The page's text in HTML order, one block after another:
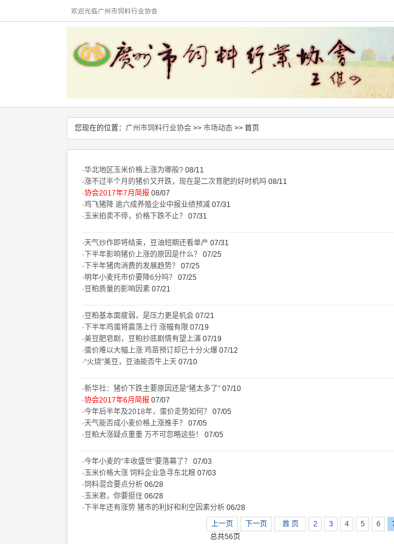
欢迎光临广州市饲料行业协会
您现在的位置： 广州市饲料行业协会 >> 市场动态 >> 首页
·华北地区玉米价格上涨为哪般? 08/11
·涨不过半个月的猪价又开跌，现在是二次育肥的好时机吗 08/11
·协会2017年7月简报 08/07
·鸡飞猪降 逾六成养殖企业中报业绩预减 07/31
·玉米拍卖不停，价格下跌不止？ 07/31
·天气炒作即将结束，豆油短期还看单产 07/31
· 下半年影响猪价上涨的原因是什么？
07/25
· 下半年猪肉消费的发展趋势？
07/25
·明年小麦托市价要降6分吗？
07/25
· 豆粕质量的影响因素 07/21
· 豆粕基本面疲弱，是压力更是机会 07/21
· 下半年鸡蛋将震荡上行 涨幅有限 07/19
·美豆肥皂剧，豆粕抄底剧情有望上演 07/19
·蛋价难以大幅上涨 鸡苗预订却已十分火爆 07/12
·“火烧”美豆，豆油能否牛上天 07/10
·新华社：猪价下跌主要原因还是“猪太多了” 07/10
·协会2017年6月简报 07/07
·今年后半年及2018年，蛋价走势如何？
07/05
·天气能否成小麦价格上涨推手？
07/05
· 豆粕大涨疑点重重 万不可忽略这些！ 07/05
·今年小麦的“丰收盛世”要落幕了？
07/03
·玉米价格大涨 饲料企业急寻东北粮 07/03
·饲料混合要点分析 06/28
·玉米君，你要挺住 06/28
· 下半年还有涨势 猪市的利好和利空因素分析 06/28
上一页
下一页 首 页 2 3 4 5 6
总共56页